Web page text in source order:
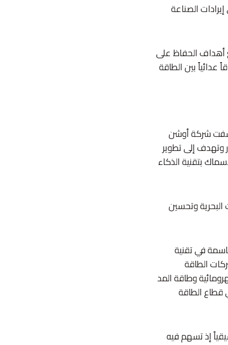
الصناعة
أهداف الحفاظ على
عدائياً بين الطاقة
شركة أوشن
مبادرة تبلغ قيمتها 10.5 مليون دولار وتهدف إلى تطوير
بتقنية الذكاء
البحرية وتحسين
في تقنية
الطاقة
وطاقة المد
قطاع الطاقة
10.5 مليون دولار جهداً تنسيقياً إذ تسهم فيه